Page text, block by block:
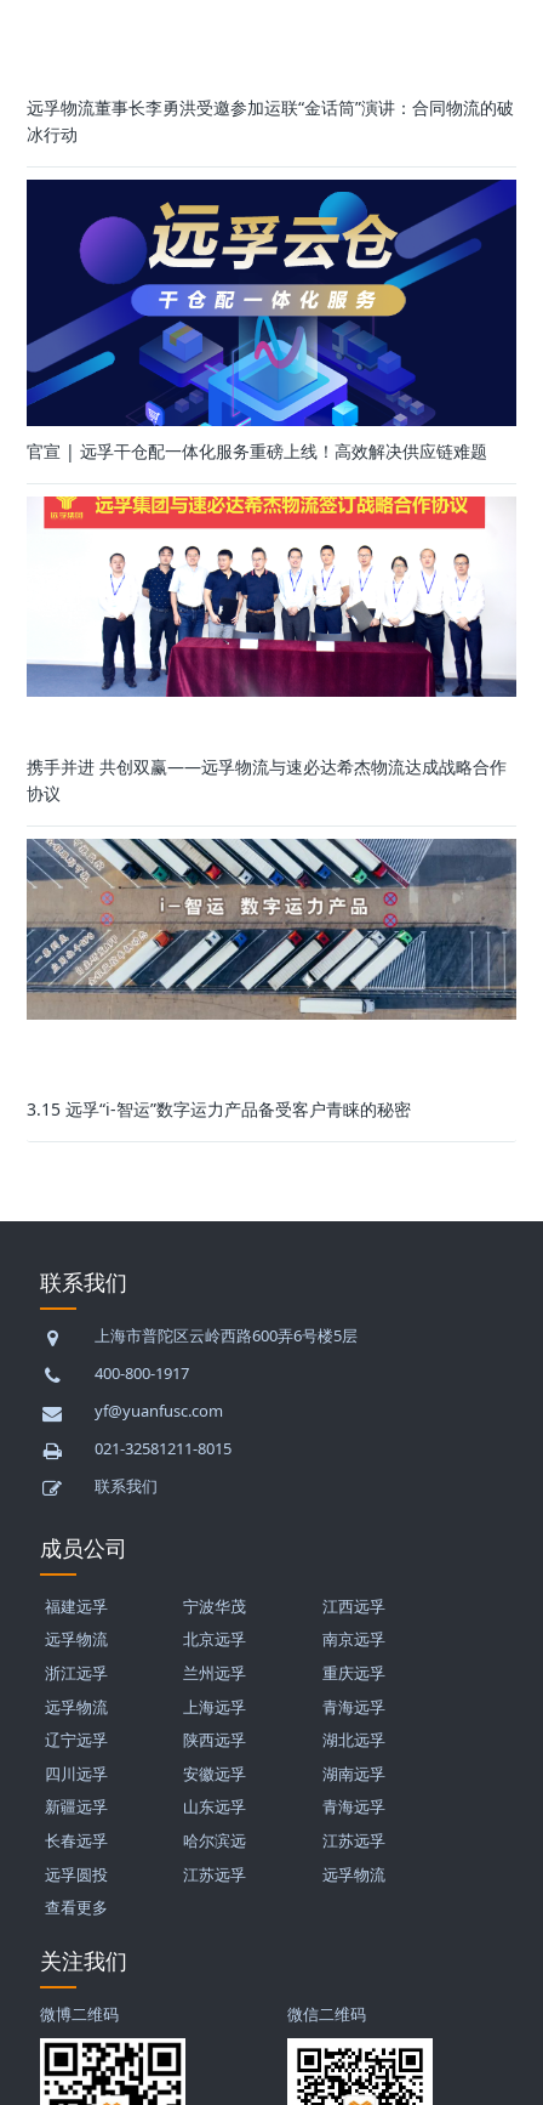
远孚物流董事长李勇洪受邀参加运联“金话筒”演讲：合同物流的破
冰行动
官宣 | 远孚干仓配一体化服务重磅上线！高效解决供应链难题
携手并进 共创双赢——远孚物流与速必达希杰物流达成战略合作
协议
3.15 远孚“i-智运”数字运力产品备受客户青睐的秘密
联系我们
上海市普陀区云岭西路600弄6号楼5层
400-800-1917
yf@yuanfusc.com
021-32581211-8015
联系我们
成员公司
福建远孚 宁波华茂
江西远孚
远孚物流
北京远孚
南京远孚
浙江远孚
兰州远孚
重庆远孚
远孚物流
上海远孚
青海远孚
辽宁远孚
陕西远孚
湖北远孚
四川远孚
安徽远孚
湖南远孚
新疆远孚
山东远孚
青海远孚
长春远孚
哈尔滨远
江苏远孚
远孚圆投
江苏远孚
远孚物流
查看更多
关注我们
微博二维码 微信二维码